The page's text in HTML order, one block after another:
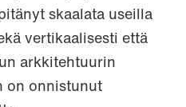
skaalata useilla
vertikaalisesti että
arkkitehtuurin
on onnistunut